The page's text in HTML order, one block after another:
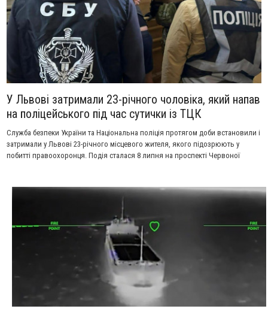
У Львові затримали 23-річного чоловіка, який напав
на поліцейського під час сутички із ТЦК
Служба безпеки України та Національна поліція протягом доби встановили і
затримали у Львові 23-річного місцевого жителя, якого підозрюють у
побитті правоохоронця. Подія сталася 8 липня на проспекті Червоної